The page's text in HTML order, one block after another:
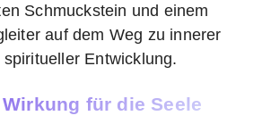
Schmuckstein und einem
auf dem Weg zu innerer
Entwicklung.
für die Seele